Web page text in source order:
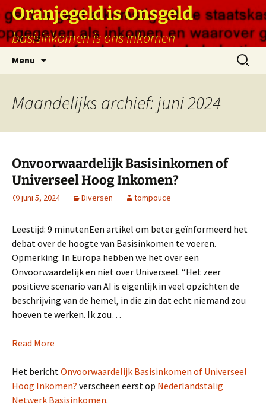
naar
de
inhoud
Oranjegeld is Onsgeld
basisinkomen is ons inkomen
Menu
Zoeken
naar:
Maandelijks archief: juni 2024
Onvoorwaardelijk Basisinkomen of
Universeel Hoog Inkomen?
juni 5, 2024 Diversen tompouce
Leestijd: 9 minutenEen artikel om beter geïnformeerd het
debat over de hoogte van Basisinkomen te voeren.
Opmerking: In Europa hebben we het over een
Onvoorwaardelijk en niet over Universeel. “Het zeer
positieve scenario van AI is eigenlijk in veel opzichten de
beschrijving van de hemel, in die zin dat echt niemand zou
hoeven te werken. Ik zou…
Read More
Het berichtOnvoorwaardelijk Basisinkomen of Universeel
Hoog Inkomen? verscheen eerst op Nederlandstalig
Netwerk Basisinkomen.